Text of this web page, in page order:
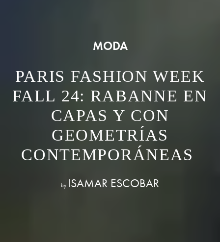
MODA
PARIS FASHION WEEK
FALL 24: RABANNE EN
CAPAS Y CON
GEOMETRÍAS
CONTEMPORÁNEAS
by ISAMAR ESCOBAR